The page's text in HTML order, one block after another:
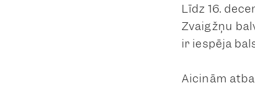
Līdz 16.
Zvaigžņu
ir iespēja
Aicinām